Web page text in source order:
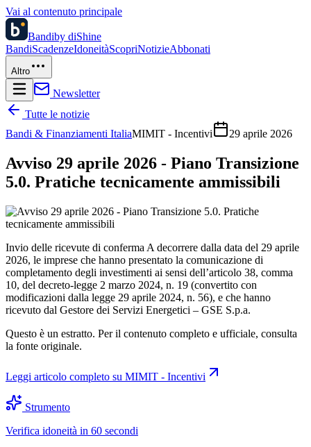
Vai al contenuto principale
Bandiby diShine
BandiScadenzeIdoneitàScopriNotizieAbbonati
Altro
Newsletter
Tutte le notizie
Bandi & Finanziamenti ItaliaMIMIT - Incentivi 29 aprile 2026
Avviso 29 aprile 2026 - Piano Transizione
5.0. Pratiche tecnicamente ammissibili
Invio delle ricevute di conferma A decorrere dalla data del 29 aprile
2026, le imprese che hanno presentato la comunicazione di
completamento degli investimenti ai sensi dell’articolo 38, comma
10, del decreto-legge 2 marzo 2024, n. 19 (convertito con
modificazioni dalla legge 29 aprile 2024, n. 56), e che hanno
ricevuto dal Gestore dei Servizi Energetici – GSE S.p.a.
Questo è un estratto. Per il contenuto completo e ufficiale, consulta
la fonte originale.
Leggi articolo completo su MIMIT - Incentivi
Strumento
Verifica idoneità in 60 secondi